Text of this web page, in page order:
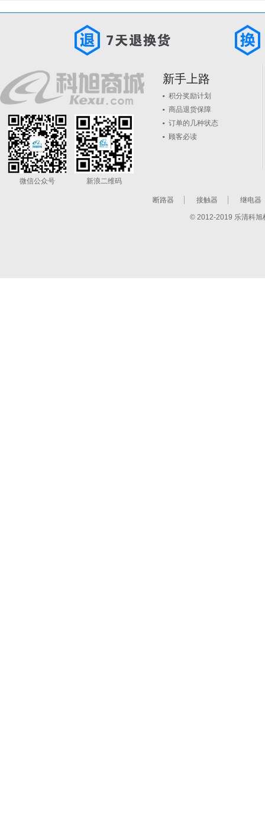
微信公众号 新浪二维码
新手上路
积分奖励计划
商品退货保障
订单的几种状态
顾客必读
断路器 接触器 继电器
© 2012-2019 乐清科旭